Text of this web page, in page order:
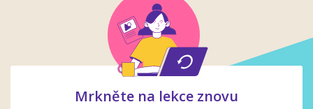
Mrkněte na lekce znovu